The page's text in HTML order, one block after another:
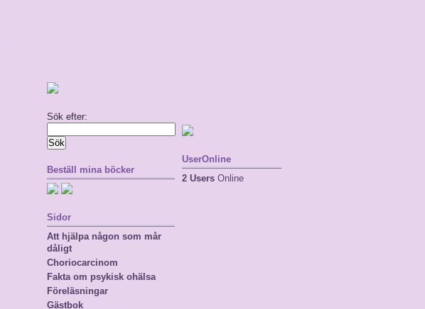
Sök efter:
Beställ mina böcker
Sidor
Att hjälpa någon som mår
dåligt
Choriocarcinom
Fakta om psykisk ohälsa
Föreläsningar
Gästbok
UserOnline
2 Users Online